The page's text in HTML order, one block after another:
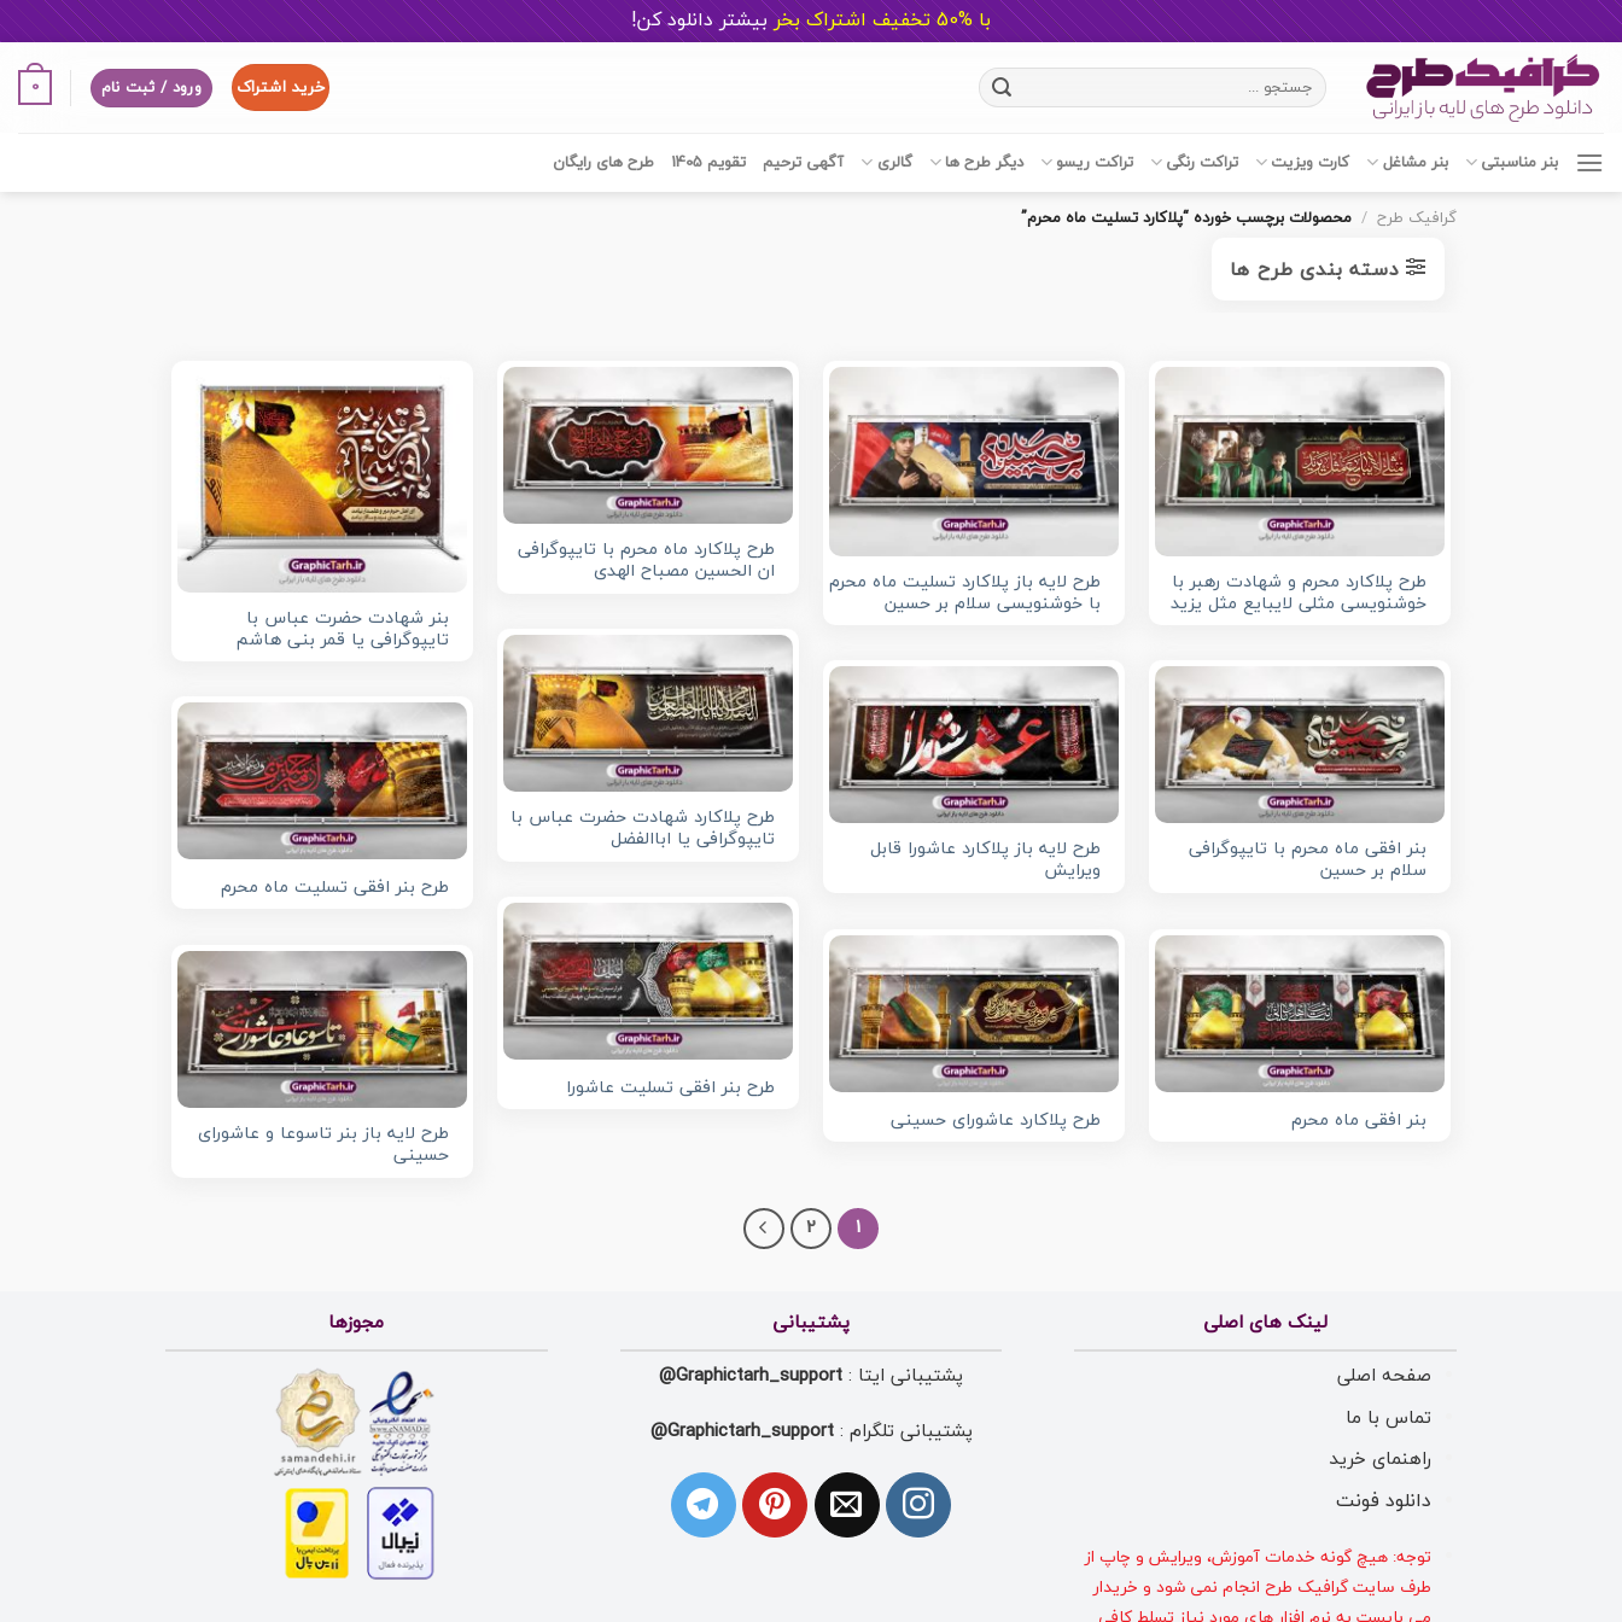
با %50 تخفیف اشتراک بخر بیشتر دانلود کن!
content
جستجو
برای:
خرید اشتراک ورود / ثبت نام 0
بنر مناسبتی بنر مشاغل کارت ویزیت تراکت رنگی تراکت ریسو دیگر طرح ها گالری آگهی ترحیم تقویم 1405 طرح های رایگان
گرافیک طرح / محصولات برچسب خورده “پلاکارد تسلیت ماه محرم”
دسته بندی طرح ها
طرح پلاکارد محرم و شهادت رهبر با
خوشنویسی مثلی لایبایع مثل یزید
طرح لایه باز پلاکارد تسلیت ماه محرم
با خوشنویسی سلام بر حسین
طرح پلاکارد ماه محرم با تایپوگرافی
ان الحسین مصباح الهدی
بنر شهادت حضرت عباس با
تایپوگرافی یا قمر بنی هاشم
طرح پلاکارد شهادت حضرت عباس با
تایپوگرافی یا اباالفضل
بنر افقی ماه محرم با تایپوگرافی
سلام بر حسین
طرح لایه باز پلاکارد عاشورا قابل
ویرایش
طرح بنر افقی تسلیت ماه محرم
طرح بنر افقی تسلیت عاشورا
بنر افقی ماه محرم
طرح پلاکارد عاشورای حسینی
طرح لایه باز بنر تاسوعا و عاشورای
حسینی
1
2
لینک های اصلی
صفحه اصلی
تماس با ما
راهنمای خرید
دانلود فونت
توجه: هیچ گونه خدمات آموزش، ویرایش و چاپ از
طرف سایت گرافیک طرح انجام نمی شود و خریدار
پشتیبانی
پشتیبانی ایتا : Graphictarh_support@
پشتیبانی تلگرام :Graphictarh_support@
مجوزها